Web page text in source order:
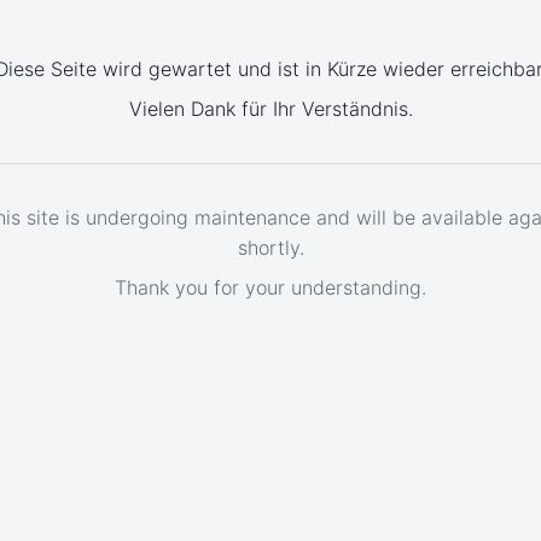
Seite wird gewartet und ist in Kürze wieder
Vielen Dank für Ihr Verständnis.
site is undergoing maintenance and will be available
shortly.
Thank you for your understanding.